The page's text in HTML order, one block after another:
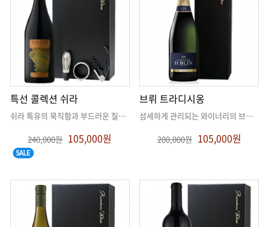
특선 콜렉션 쉬라
쉬라 특유의 묵직함과 부드러운 질감이 조화 . .
240,000원 105,000원
브뤼 트라디시옹
섬세하게 관리되는 와이너리의 브뤼! 상파뉴 샴페인
200,000원 105,000원